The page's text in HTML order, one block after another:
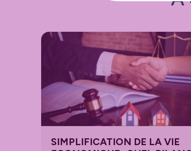
SIMPLIFICATION DE LA VIE